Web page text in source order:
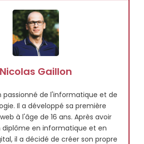
Nicolas Gaillon
passionné de l'informatique et de
Il a développé sa première
à l'âge de 16 ans. Après avoir
diplôme en informatique et en
il a décidé de créer son propre